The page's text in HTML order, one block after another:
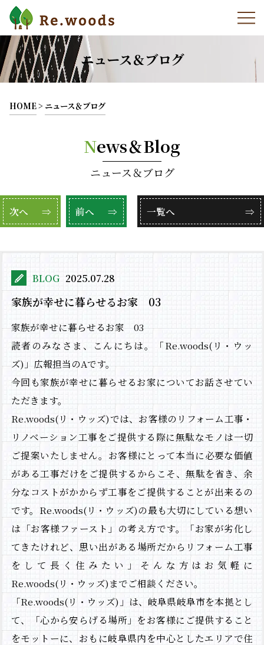
ニュース＆ブログ
HOME> ニュース＆ブログ
News＆Blog
ニュース＆ブログ
次へ ⇒ 前へ ⇒ 一覧へ ⇒
BLOG 2025.07.28
家族が幸せに暮らせるお家 03
家族が幸せに暮らせるお家 03
読者のみなさま、こんにちは。「Re.woods(リ・ウッ
ズ)」広報担当のAです。
今回も家族が幸せに暮らせるお家についてお話させてい
ただきます。
Re.woods(リ・ウッズ)では、お客様のリフォーム工事・
リノベーション工事をご提供する際に無駄なモノは一切
ご提案いたしません。お客様にとって本当に必要な価値
がある工事だけをご提供するからこそ、無駄を省き、余
分なコストがかからず工事をご提供することが出来るの
です。Re.woods(リ・ウッズ)の最も大切にしている想い
は「お客様ファースト」の考え方です。「お家が劣化し
てきたけれど、思い出がある場所だからリフォーム工事
をして長く住みたい」そんな方はお気軽に
Re.woods(リ・ウッズ)までご相談ください。
「Re.woods(リ・ウッズ)」は、岐阜県岐阜市を本拠とし
て、「心から安らげる場所」をお客様にご提供すること
をモットーに、おもに岐阜県内を中心としたエリアで住